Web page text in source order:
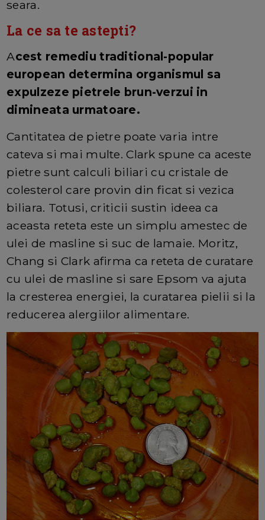
seara.
La ce sa te astepti?
Acest remediu traditional-popular
european determina organismul sa
expulzeze pietrele brun-verzui in
dimineata urmatoare.
Cantitatea de pietre poate varia intre
cateva si mai multe. Clark spune ca aceste
pietre sunt calculi biliari cu cristale de
colesterol care provin din ficat si vezica
biliara. Totusi, criticii sustin ideea ca
aceasta reteta este un simplu amestec de
ulei de masline si suc de lamaie. Moritz,
Chang si Clark afirma ca reteta de curatare
cu ulei de masline si sare Epsom va ajuta
la cresterea energiei, la curatarea pielii si la
reducerea alergiilor alimentare.